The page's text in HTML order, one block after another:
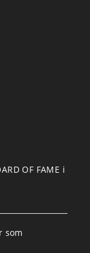
OF FAME i
som